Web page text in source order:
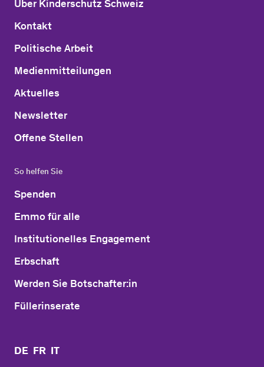
Über Kinderschutz Schweiz
Kontakt
Politische Arbeit
Medienmitteilungen
Aktuelles
Newsletter
Offene Stellen
So helfen Sie
Spenden
Emmo für alle
Institutionelles Engagement
Erbschaft
Werden Sie Botschafter:in
Füllerinserate
DE FR IT